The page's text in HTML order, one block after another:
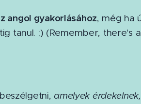
angol gyakorlásához, még ha
tanul. ;) (Remember,
amelyek